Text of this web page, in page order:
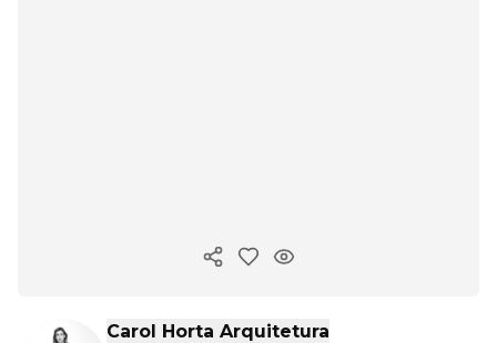
Copiar enlace
Carol Horta Arquitetura